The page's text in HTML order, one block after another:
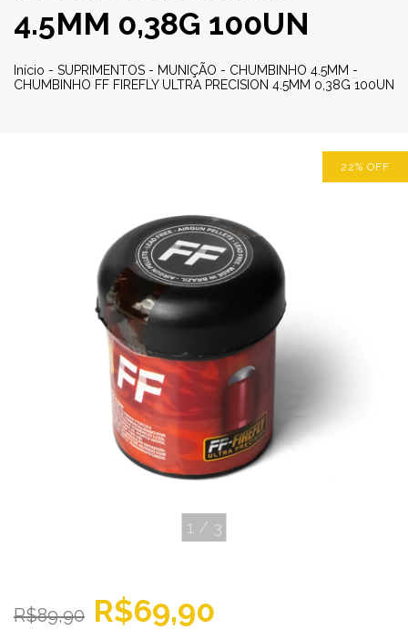
4.5MM 0,38G 100UN
Início - SUPRIMENTOS - MUNIÇÃO - CHUMBINHO 4.5MM -
CHUMBINHO FF FIREFLY ULTRA PRECISION 4.5MM 0,38G 100UN
22% OFF
1 / 3
R$89,90 R$69,90